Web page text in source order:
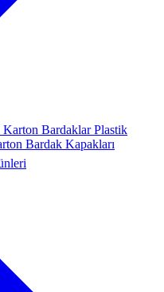
BardaklarPlastik
Bardak Kapakları